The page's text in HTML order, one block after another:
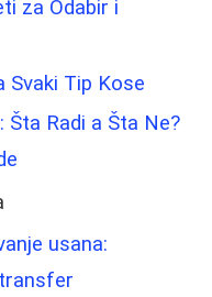
za Odabir i
Svaki Tip Kose
Šta Radi a Šta Ne?
usana: